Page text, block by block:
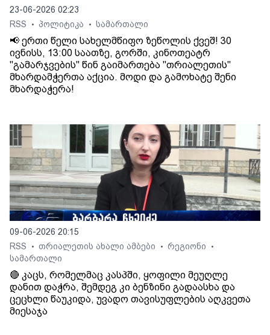
23-06-2026 02:23
RSS
• პოლიტიკა • სამართალი
📢 ერთი წელი სახელმწიფო ზეწოლის ქვეშ! 30
ივნისს, 13:00 საათზე, გორში, კინოთეატრ
"გამარჯვების" წინ გაიმართება "თრიალეთის"
მხარდამჭერთა აქცია. მოდი და გამოხატე შენი
მხარდაჭერა!
09-06-2026 20:15
RSS
• თრიალეთის ახალი ამბები • რეგიონი •
სამართალი
🔴 კაცს, რომელმაც კასპში, ყოფილი მეუღლე
დანით დაჭრა, შემდეგ კი ბენზინი გადაასხა და
ცეცხლი წაუკიდა, უვადო თავისუფლების აღკვეთა
მიესაჯა